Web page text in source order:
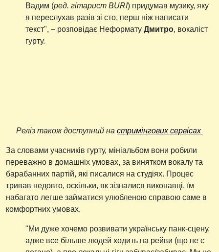
Вадим (ред. гітарист BURI) придумав музику, яку
я переслухав разів зі сто, перш ніж написати
текст", – розповідає Неформату Дмитро, вокаліст
гурту.
Реліз також доступний на стримінгових сервісах
За словами учасників гурту, мініальбом вони робили
переважно в домашніх умовах, за винятком вокалу та
барабанних партій, які писалися на студіях. Процес
тривав недовго, оскільки, як зізналися виконавці, їм
набагато легше займатися улюбленою справою саме в
комфортних умовах.
"Ми дуже хочемо розвивати українську панк-сцену,
адже все більше людей ходить на рейви (що не є